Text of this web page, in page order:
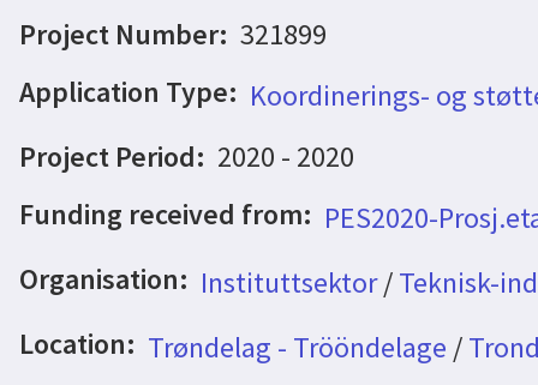
Project Number: 321899
Application Type: Koordinerings- og
Project Period: 2020 - 2020
Funding received from: PES2020-
Organisation: Instituttsektor/Teknisk-
Location: Trøndelag - Trööndelage /